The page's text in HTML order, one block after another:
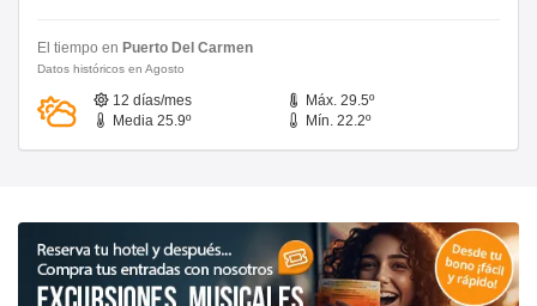
El tiempo en Puerto Del Carmen
Datos históricos en Agosto
12 días/mes
Máx. 29.5º
Media 25.9º
Mín. 22.2º